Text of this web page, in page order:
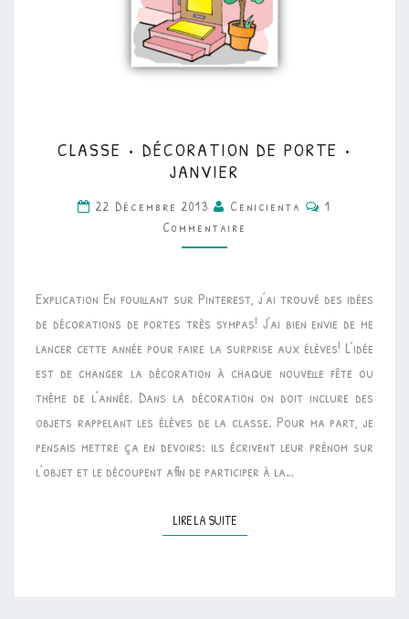
•
DÉCORATION
DE
PORTE
CLASSE • DÉCORATION DE PORTE •
JANVIER
22 Décembre 2013 Cenicienta
1
Commentaire
Explication En fouillant sur Pinterest, j’ai trouvé des idées
de décorations de portes très sympas! J’ai bien envie de me
lancer cette année pour faire la surprise aux élèves! L’idée
est de changer la décoration à chaque nouvelle fête ou
thème de l’année. Dans la décoration on doit inclure des
objets rappelant les élèves de la classe. Pour ma part, je
pensais mettre ça en devoirs: ils écrivent leur prénom sur
l’objet et le découpent afin de participer à la…
LIRE LA SUITELIRE LA SUITE